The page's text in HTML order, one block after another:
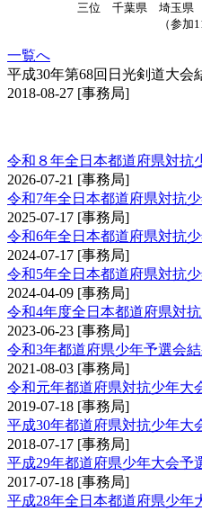
三位 千葉県 埼玉県
（参加11チー
一覧へ
平成30年第68回日光剣道大会
2018-08-27 [事務局]
令和８年全日本都道府県対抗
2026-07-21 [事務局]
令和7年全日本都道府県対抗
2025-07-17 [事務局]
令和6年全日本都道府県対抗
2024-07-17 [事務局]
令和5年全日本都道府県対抗
2024-04-09 [事務局]
令和4年度全日本都道府県対
2023-06-23 [事務局]
令和3年都道府県少年予選会
2021-08-03 [事務局]
令和元年都道府県対抗少年大
2019-07-18 [事務局]
平成30年都道府県対抗少年大
2018-07-17 [事務局]
平成29年都道府県少年大会予
2017-07-18 [事務局]
平成28年全日本都道府県少年